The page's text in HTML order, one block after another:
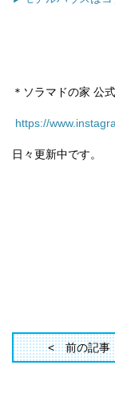
＊ソラマドの家 公
https://
日々更新中です。
前の記事